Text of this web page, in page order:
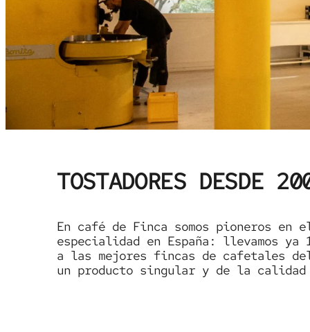
TOSTADORES DESDE
En café de Finca somos pioneros
especialidad en España: llevamos ya
a las mejores fincas de cafetales del
un producto singular y de la calidad